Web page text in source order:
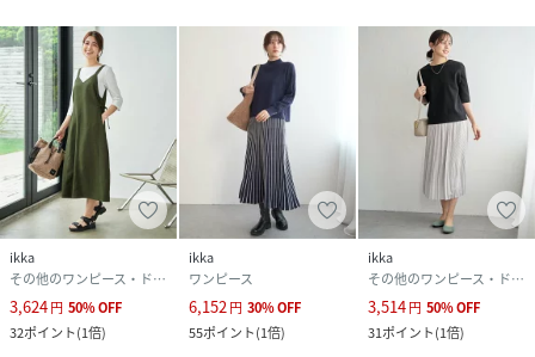
ikka
その他のワンピース・ドレス
3,624円 50%OFF
32ポイント(1倍)
ikka
ワンピース
6,152円 30%OFF
55ポイント(1倍)
ikka
その他のワンピース・ドレス
3,514円 50%OFF
31ポイント(1倍)